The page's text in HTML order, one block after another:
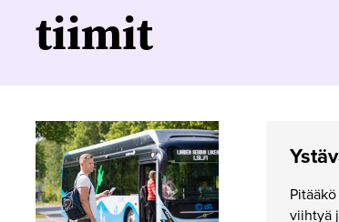
tiimit
viihtyä